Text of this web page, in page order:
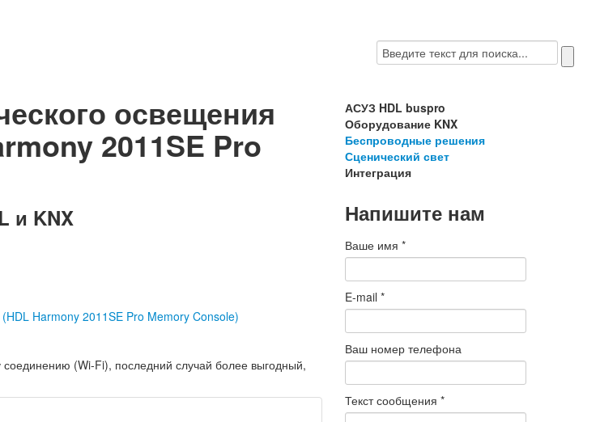
освещения
2011SE Pro
и KNX
соединению (Wi-Fi), последний случай более выгодный,
АСУЗ HDL buspro
Оборудование KNX
Беспроводные решения
Сценический свет
Интеграция
Напишите нам
Ваше имя*
E-mail*
Ваш номер телефона
Текст сообщения*